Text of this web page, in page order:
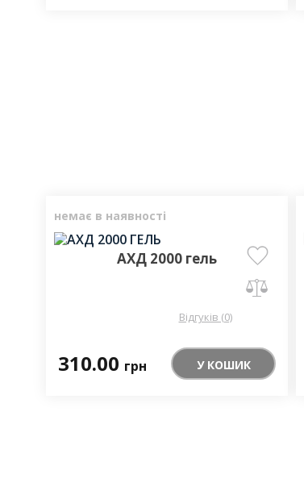
немає в наявності
АХД 2000 гель
Відгуків (0)
310.00 грн У КОШИК